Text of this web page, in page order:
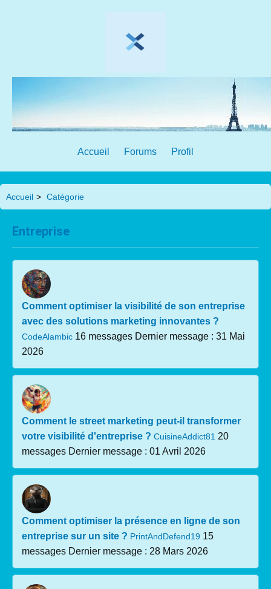
Accueil Forums Profil
Accueil > Catégorie
Entreprise
Comment optimiser la visibilité de son entreprise
avec des solutions marketing innovantes ?
CodeAlambic 16 messages Dernier message : 31 Mai
2026
Comment le street marketing peut-il transformer
votre visibilité d'entreprise ? CuisineAddict81 20
messages Dernier message : 01 Avril 2026
Comment optimiser la présence en ligne de son
entreprise sur un site ? PrintAndDefend19 15
messages Dernier message : 28 Mars 2026